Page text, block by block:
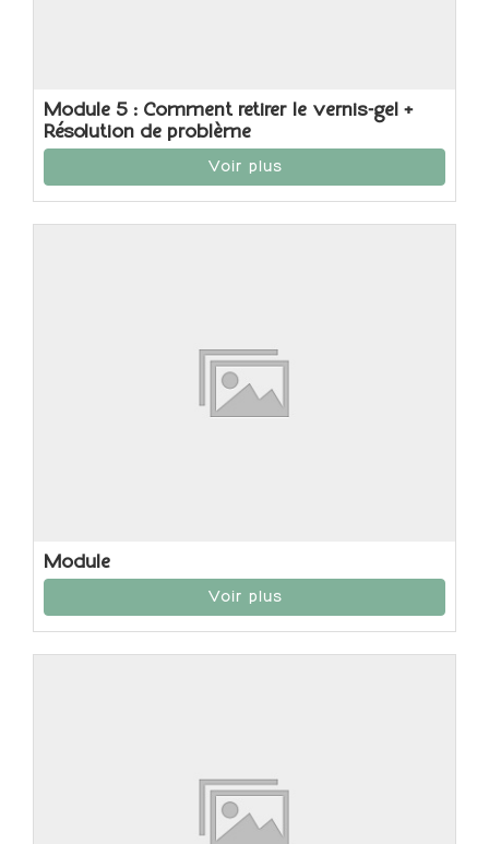
Module 5 : Comment retirer le vernis-gel +
Résolution de problème
Voir plus
Module
Voir plus